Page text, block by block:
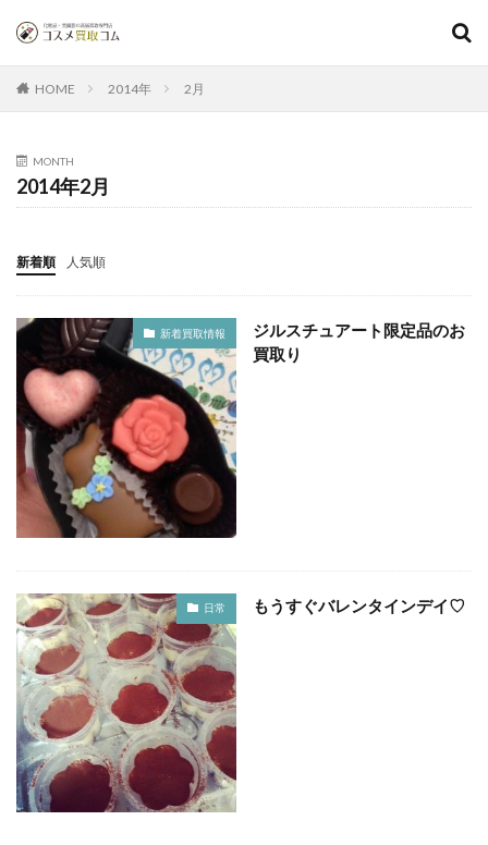
HOME 2014年 2月
MONTH
2014年2月
新着順 人気順
新着買取情報
ジルスチュアート限定品のお
買取り
日常 もうすぐバレンタインデイ♡